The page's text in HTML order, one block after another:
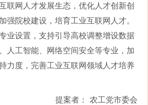
联网人才发展生态，优化人才创新创
强院校建设，培育工业互联网人才。
业设置，支持引导高校调整增设数据
人工智能、网络空间安全等专业，加
力度，完善工业互联网领域人才培养
提案者： 农工党市委会